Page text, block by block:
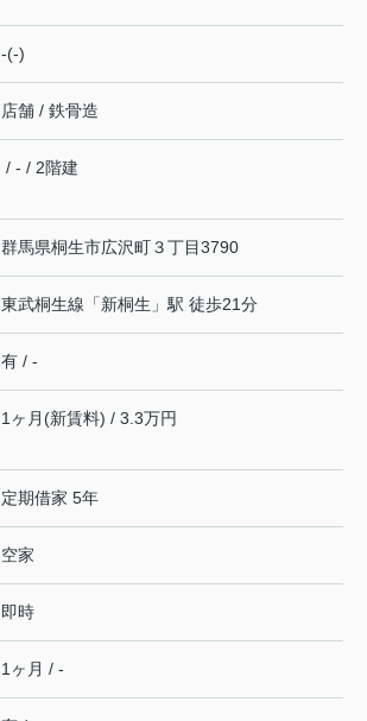
-(-)
店舗 / 鉄骨造
/ - / 2階建
群馬県桐生市広沢町３丁目3790
東武桐生線 「新桐生 」駅 徒歩21分
有 / -
1ヶ月(新賃料) / 3.3万円
定期借家 5年
空家
即時
1ヶ月 / -